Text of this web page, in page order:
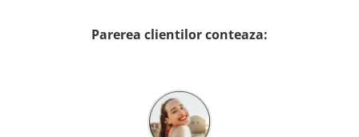
Parerea clientilor conteaza: